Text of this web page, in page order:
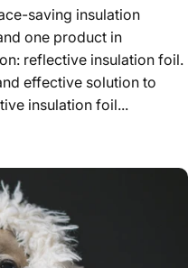
saving insulation
one product in
reflective insulation foil.
effective solution to
insulation foil...